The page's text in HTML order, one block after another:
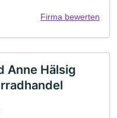
Firma bewerten
Anne Hälsig